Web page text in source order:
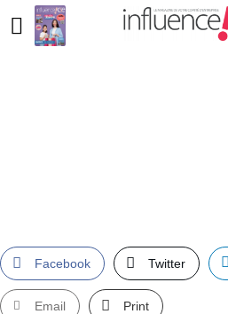
Facebook Twitter
Email Print